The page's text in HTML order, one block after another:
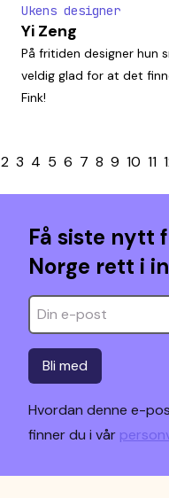
Ukens designer
Yi Zeng
På fritiden designer hun
veldig glad for at det
Fink!
2 3 4 5 6 7 8 9 10 11
Få siste nytt
Norge rett i
Bli med
Hvordan denne e-
finner du i vår